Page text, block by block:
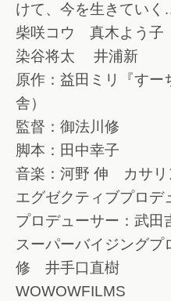
けて、今を生きてい
柴咲コウ 真木よう
染谷将太 井浦新
原作：益田ミリ『すー
舎）
監督：御法川修
脚本：田中幸子
音楽：河野 伸 カサリ
エグゼクティブプロデ
プロデューサー：武
スーパーバイジングプ
修 井手口直樹
WOWOWFILMS